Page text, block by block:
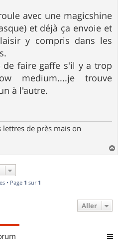
avec une magicshine
et déjà ça envoie et
y compris dans les
de faire gaffe s'il y a trop
medium....je trouve
à l'autre.
de près mais on
a
• Page 1 sur 1
Aller